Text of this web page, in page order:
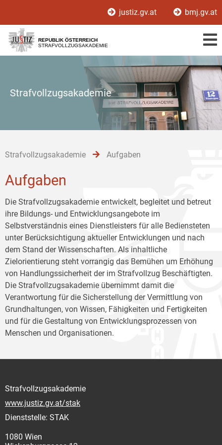
[1]
[2]
[3]
justiz.gv.at bmj.gv.at
REPUBLIK ÖSTERREICH
STRAFVOLLZUGSAKADEMIE
Strafvollzugsakademie
Strafvollzugsakademie Aufgaben
Aufgaben
Die Strafvollzugsakademie entwickelt, begleitet und betreut
ihre Bildungs- und Entwicklungsangebote im
Selbstverständnis eines Dienstleisters für alle Bediensteten
unter Berücksichtigung aktueller Entwicklungen und nach
dem Stand der Wissenschaften. Als inhaltliche
Zielorientierung steht vorrangig das Bemühen um Erhöhung
von Handlungssicherheit der im Strafvollzug Beschäftigten.
Die Strafvollzugsakademie übernimmt damit die
Verantwortung für die Sicherstellung der Vermittlung von
Grundhaltungen, von Wissen, Fähigkeiten und Fertigkeiten
und für die Gestaltung von Entwicklungsprozessen von
Menschen und Organisationen.
Strafvollzugsakademie
www.justiz.gv.at/stak
Dienststelle: STAK
1080 Wien